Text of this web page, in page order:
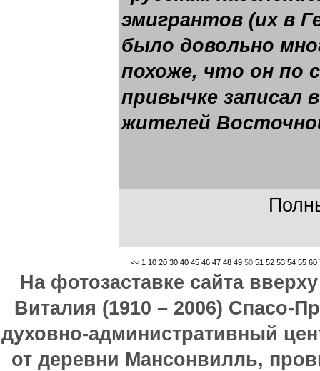
эмигрантов (их в
было довольно
похоже, что он по
привычке записал
жителей
<< 1 10 20 30 40 45 46 47 48 49 50 51 52 53 54 55 60
На фотозаставке сайта
Виталия (1910 – 2006) Спасо-
духовно-административный
от деревни Мансонвилль,